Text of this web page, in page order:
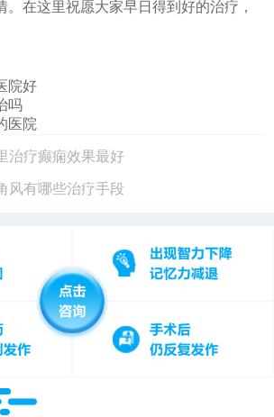
。在这里祝愿大家早日得到好的治疗，
院好
吗
医院
治疗癫痫效果最好
风有哪些治疗手段